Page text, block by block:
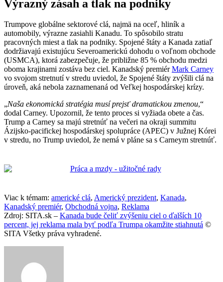
Výrazný zásah a tlak na podniky
Trumpove globálne sektorové clá, najmä na oceľ, hliník a
automobily, výrazne zasiahli Kanadu. To spôsobilo stratu
pracovných miest a tlak na podniky. Spojené štáty a Kanada zatiaľ
dodržiavajú existujúcu Severoamerickú dohodu o voľnom obchode
(USMCA), ktorá zabezpečuje, že približne 85 % obchodu medzi
oboma krajinami zostáva bez ciel. Kanadský premiérMark Carney
vo svojom stretnutí v stredu uviedol, že Spojené štáty zvýšili clá na
úroveň, aká nebola zaznamenaná od Veľkej hospodárskej krízy.
„Naša ekonomická stratégia musí prejsť dramatickou zmenou,“
dodal Carney. Upozornil, že tento proces si vyžiada obete a čas.
Trump a Carney sa majú stretnúť na večeri na okraji summitu
Ázijsko-pacifickej hospodárskej spolupráce (APEC) v Južnej Kórei
v stredu, no Trump uviedol, že nemá v pláne sa s Carneym stretnúť.
Viac k témam: americké clá, Americký prezident, Kanada,
Kanadský premiér, Obchodná vojna, Reklama
Zdroj: SITA.sk – Kanada bude čeliť zvýšeniu ciel o ďalších 10
percent, jej reklama mala byť podľa Trumpa okamžite stiahnutá ©
SITA Všetky práva vyhradené.